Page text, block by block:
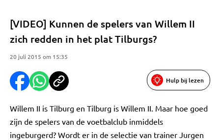
[VIDEO] Kunnen de spelers van Willem II
zich redden in het plat Tilburgs?
20 juli 2015 om 15:35
Hulp bij lezen
Willem II is Tilburg en Tilburg is Willem II. Maar hoe goed
zijn de spelers van de voetbalclub inmiddels
ingeburgerd? Wordt er in de selectie van trainer Jurgen